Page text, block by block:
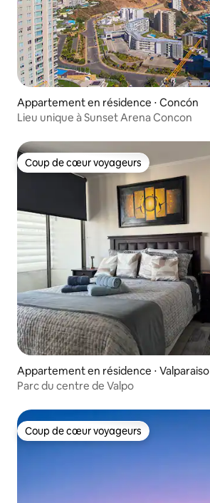
Appartement en résidence ⋅ Concón
Lieu unique à Sunset Arena Concon
Coup de cœur voyageurs
Coup de cœur voyageurs
Appartement en résidence ⋅ Valparaiso
Parc du centre de Valpo
Coup de cœur voyageurs
Coup de cœur voyageurs